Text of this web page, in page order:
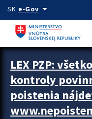
Preskocit na hlavný obsah
SK e-Govarrow_drop_down
Zastavit automatický posun
LEX PZP:
kontroly
poistenia